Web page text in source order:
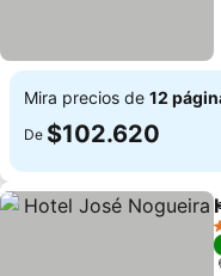
Mira precios de 12
De $102.620